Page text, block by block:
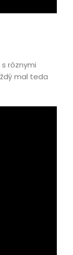
rôznymi
mal teda